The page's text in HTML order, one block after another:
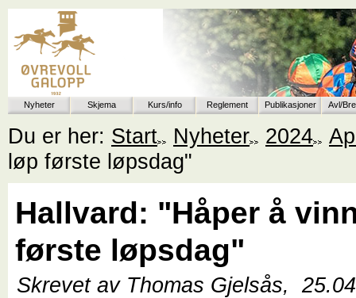
Nyheter Skjema Kurs/info Reglement Publikasjoner Avl/
Du er her: Start Nyheter 2024
løp første løpsdag"
Hallvard: "Håper å
første løpsdag"
Skrevet av Thomas Gjelsås,